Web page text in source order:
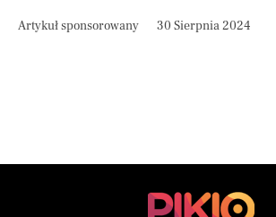
Artykuł sponsorowany 30 Sierpnia 2024